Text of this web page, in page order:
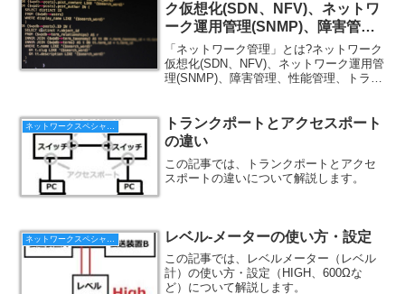
ク仮想化(SDN、NFV)、ネットワ
ーク運用管理(SNMP)、障害管
理、性能管理、トラフィック監
視、ネットワークコマンド
「ネットワーク管理」とは?ネットワーク
仮想化(SDN、NFV)、ネットワーク運用管
理(SNMP)、障害管理、性能管理、トラフ
トランクポートとアクセスポート
の違い
この記事では、トランクポートとアクセ
スポートの違いについて解説します。
ネットワークスペシャリスト レベル‐メーターの使い方・設定
この記事では、レベルメーター（レベル
計）の使い方・設定（HIGH、600Ωな
ど）について解説します。